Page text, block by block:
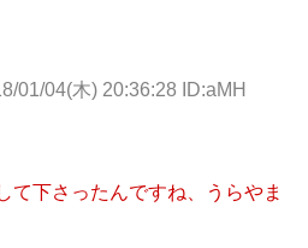
01/04(木) 20:36:28 ID:aMH
て下さったんですね、うらやま